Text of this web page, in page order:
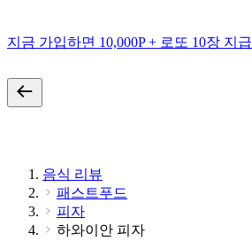
지금 가입하면 10,000P + 로또 10장 지급
음식 리뷰
패스트푸드
피자
하와이안 피자